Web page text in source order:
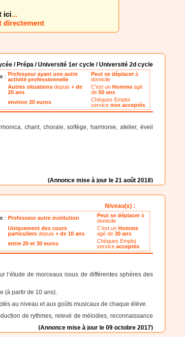
ici...
directement
/ Prépa / Université 1er cycle / Université 2d cycle
: Professeur ayant une autre
activité professionnelle
Peut se déplacerà
domicile
Autres situations depuis+ de
20 ans
C'est un Homme agé
de50 ans
environ 20 euros
Chèques Emploi
servicenon acceptés
chant, chorale, solfège, harmonie, atelier, éveil
(Annonce mise à jour le 21 août 2018)
Niveau(x) :
: Professeur autre institution Peut se déplacerà
domicile
Uniquement des cours
particuliers depuis+ de 10 ans
C'est un Homme
agé de30 ans
entre 20 et 30 euros
Chèques Emploi
serviceacceptés
l’étude de morceaux issus de différentes sphères des
(à partir de 10 ans).
au niveau et aux goûts musicaux de chaque élève.
de rythmes, relevé de mélodies, reconnaissance
(Annonce mise à jour le 09 octobre 2017)